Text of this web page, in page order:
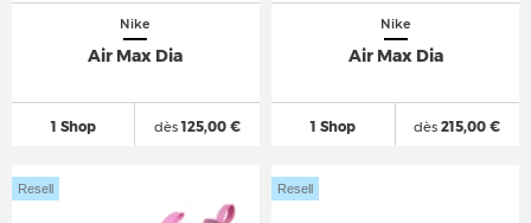
Nike
Air Max Dia
1 Shop dès125,00 €
Nike
Air Max Dia
1 Shop dès 215,00 €
Resell Resell